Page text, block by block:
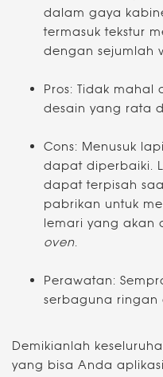
dalam gaya
termasuk tekstur
dengan sejumlah
Pros: Tidak
desain yang rata
Cons: Menusuk
dapat diperbaiki.
dapat terpisah
pabrikan untuk
lemari yang akan
oven.
Perawatan:
serbaguna ringan
Demikianlah
yang bisa Anda